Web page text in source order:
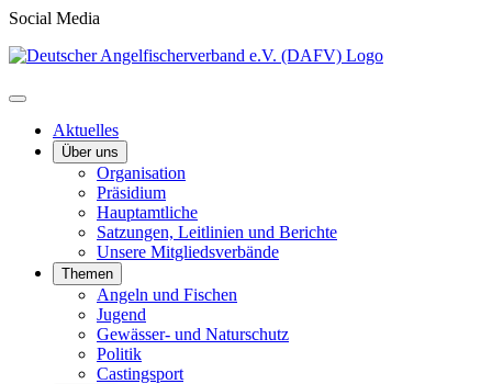
Social Media
Aktuelles
Über uns
Organisation
Präsidium
Hauptamtliche
Satzungen, Leitlinien und Berichte
Unsere Mitgliedsverbände
Themen
Angeln und Fischen
Jugend
Gewässer- und Naturschutz
Politik
Castingsport